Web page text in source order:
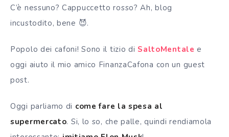
C’è nessuno? Cappuccetto rosso? Ah, blog
incustodito, bene 😈.
Popolo dei cafoni! Sono il tizio diSaltoMentale e
oggi aiuto il mio amico FinanzaCafona con un guest
post.
Oggi parliamo di come fare la spesa al
supermercato. Si, lo so, che palle, quindi rendiamola